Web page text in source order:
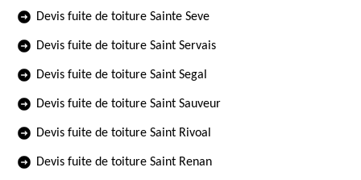
Devis fuite de toiture Sainte Seve
Devis fuite de toiture Saint Servais
Devis fuite de toiture Saint Segal
Devis fuite de toiture Saint Sauveur
Devis fuite de toiture Saint Rivoal
Devis fuite de toiture Saint Renan